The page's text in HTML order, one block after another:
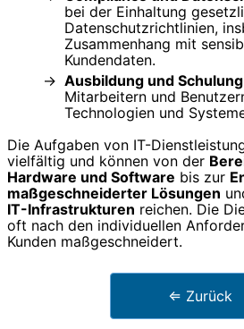
bei der Einhaltung
Datenschutzrichtlinien,
Zusammenhang mit
Kundendaten.
Ausbildung und Schulung
Mitarbeitern und
Technologien und
Die Aufgaben von IT-
vielfältig und können von der
Hardware und Software bis zur
maßgeschneiderter Lösungen
IT-Infrastrukturen reichen. Die
oft nach den individuellen
Kunden maßgeschneidert.
⇐ Zurück